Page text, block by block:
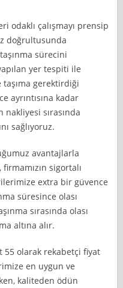
odaklı çalışmayı prensip
doğrultusunda
sürecini
yer tespiti ile
taşıma gerektirdiği
ayrıntısına kadar
nakliyesi sırasında
sağlıyoruz.
avantajlarla
sigortalı
extra bir güvence
süresince olası
sırasında olası
altına alır.
55 olarak rekabetçi fiyat
en uygun ve
kaliteden ödün